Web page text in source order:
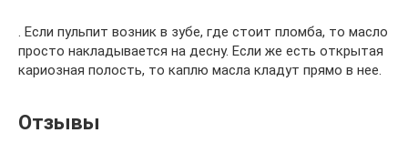
. Если пульпит возник в зубе, где стоит пломба, то масло
просто накладывается на десну. Если же есть открытая
кариозная полость, то каплю масла кладут прямо в нее.
Отзывы